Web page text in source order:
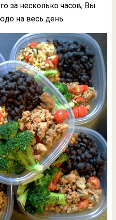
за несколько часов, Вы
на весь день.